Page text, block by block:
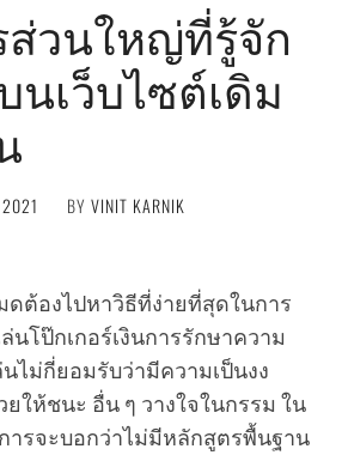
วนใหญ่ที่รู้จัก
เว็บไซต์เดิม
BY VINIT KARNIK
ดต้องไปหาวิธีที่ง่ายที่สุดในการ
นโป๊กเกอร์เงินการรักษาความ
ไม่กี่ยอมรับว่ามีความเป็นงง
ยให้ชนะ อื่น ๆ วางใจในกรรม ใน
ารจะบอกว่าไม่มีหลักสูตรพื้นฐาน